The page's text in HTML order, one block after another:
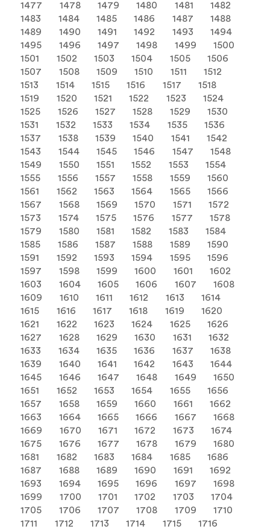
1477
1478 1479 1480 1481
1482
1483
1484 1485 1486 1487
1488
1489
1490 1491 1492 1493
1494
1495
1496 1497 1498 1499
1500
1501
1502 1503 1504 1505
1506
1507
1508 1509 1510 1511
1512
1513
1514 1515 1516 1517
1518
1519
1520 1521 1522 1523
1524
1525
1526 1527 1528 1529
1530
1531
1532 1533 1534 1535
1536
1537
1538 1539 1540 1541
1542
1543
1544 1545 1546 1547
1548
1549
1550 1551 1552 1553
1554
1555
1556 1557 1558 1559
1560
1561
1562 1563 1564 1565
1566
1567
1568 1569 1570 1571
1572
1573
1574 1575 1576 1577
1578
1579
1580 1581 1582 1583
1584
1585
1586 1587 1588 1589
1590
1591
1592 1593 1594 1595
1596
1597
1598 1599 1600 1601
1602
1603
1604 1605 1606 1607
1608
1609
1610 1611 1612 1613
1614
1615
1616 1617 1618 1619
1620
1621
1622 1623 1624 1625
1626
1627
1628 1629 1630 1631
1632
1633
1634 1635 1636 1637
1638
1639
1640 1641 1642 1643
1644
1645
1646 1647 1648 1649
1650
1651
1652 1653 1654 1655
1656
1657
1658 1659 1660 1661
1662
1663
1664 1665 1666 1667
1668
1669
1670 1671 1672 1673
1674
1675
1676 1677 1678 1679
1680
1681
1682 1683 1684 1685
1686
1687
1688 1689 1690 1691
1692
1693
1694 1695 1696 1697
1698
1699
1700 1701 1702 1703
1704
1705
1706 1707 1708 1709
1710
1711
1712 1713 1714 1715
1716